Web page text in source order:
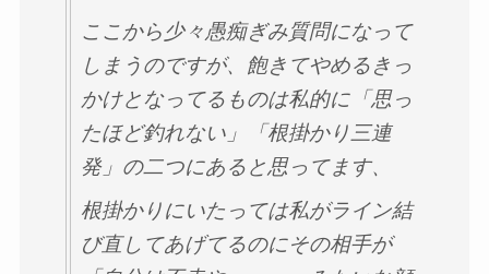
ここから少々愚痴ぎみ質問になって
しまうのですが、飽きてやめるきっ
かけとなってるものは私的に「思っ
たほど釣れない」「根掛かり三連
発」の二つにあると思ってます、
根掛かりにいたっては私がライン結
び直してあげてるのにその相手が